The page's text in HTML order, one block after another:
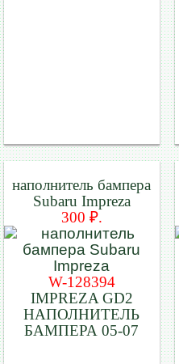
наполнитель бампера
Subaru Impreza
300 ₽.
W-128394
IMPREZA GD2
НАПОЛНИТЕЛЬ
БАМПЕРА 05-07